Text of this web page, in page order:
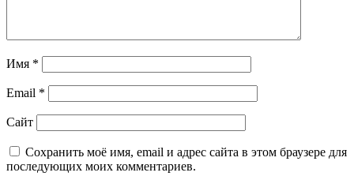
Имя *
Email *
Сайт
Сохранить моё имя, email и адрес сайта в этом браузере для
последующих моих комментариев.